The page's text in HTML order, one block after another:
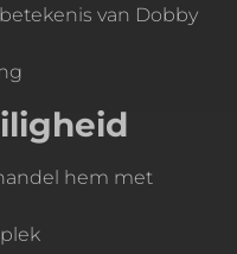
van Dobby
hem met